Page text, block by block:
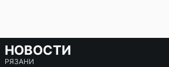
НОВОСТИ
РЯЗАНИ